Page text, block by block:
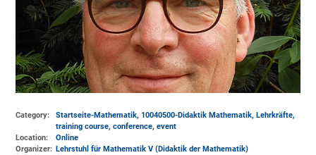
Category:
Startseite-Mathematik, 10040500-Didaktik Mathematik, Lehrkräfte,
training course, conference, event
Location:
Online
Organizer: Lehrstuhl für Mathematik V (Didaktik der Mathematik)